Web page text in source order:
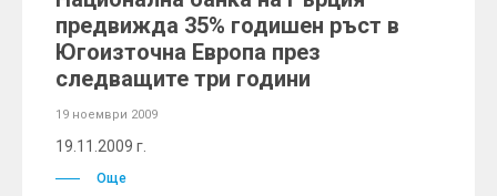
предвижда 35% годишен ръст в
Югоизточна Европа през
следващите три години
19 ноември 2009
19.11.2009 г.
Още